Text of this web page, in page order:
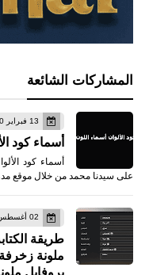
المشاركات الشائعة
13 فبراير 2020
أسماء كود
أسماء كود
على سيدنا محمد من خلال موقع
02 أغسطس 2021
طريقة
ملونة
بروفايل